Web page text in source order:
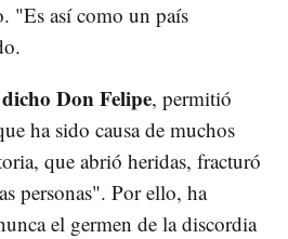
"Es así como un país
Don Felipe, permitió
ha sido causa de muchos
que abrió heridas, fracturó
personas". Por ello, ha
el germen de la discordia